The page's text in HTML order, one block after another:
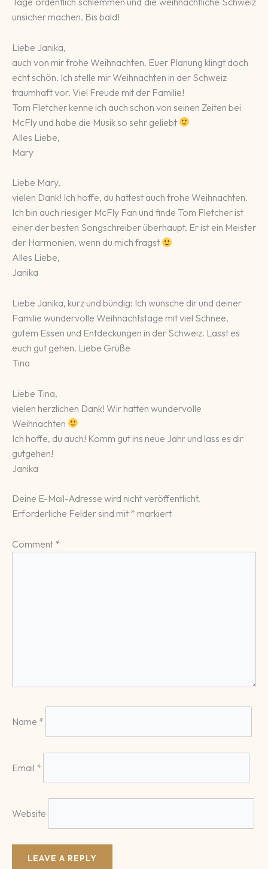
un­si­cher machen. Bis bald!
Liebe Janika,
auch von mir frohe Weihnachten. Euer Planung klingt doch
echt schön. Ich stelle mir Weihnachten in der Schweiz
traumhaft vor. Viel Freude mit der Familie!
Tom Fletcher kenne ich auch schon von seinen Zeiten bei
McFly und habe die Musik so sehr geliebt
Alles Liebe,
Mary
Liebe Mary,
vielen Dank! Ich hoffe, du hattest auch frohe Weihnachten.
Ich bin auch riesiger McFly Fan und finde Tom Fletcher ist
einer der besten Songschreiber überhaupt. Er ist ein Meister
der Harmonien, wenn du mich fragst
Alles Liebe,
Janika
Liebe Janika, kurz und bündig: Ich wünsche dir und deiner
Familie wundervolle Weihnachtstage mit viel Schnee,
gutem Essen und Entdeckungen in der Schweiz. Lasst es
euch gut gehen. Liebe Grüße
Tina
Liebe Tina,
vielen herzlichen Dank! Wir hatten wundervolle
Weihnachten
Ich hoffe, du auch! Komm gut ins neue Jahr und lass es dir
gutgehen!
Janika
Deine E-Mail-Adresse wird nicht veröffentlicht.
Erforderliche Felder sind mit * markiert
Comment *
Name *
Email *
Website